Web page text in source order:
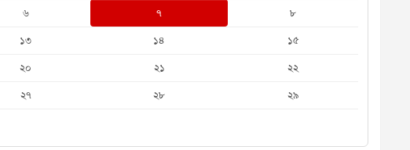
৬ ৭
৮
১৩ ১৪
১৫
২০ ২১
২২
২৭ ২৮
২৯